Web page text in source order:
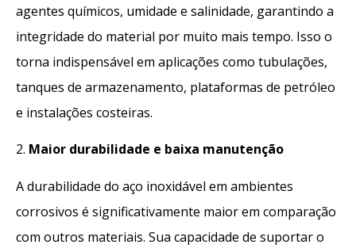
agentes químicos, umidade e salinidade, garantindo a
integridade do material por muito mais tempo. Isso o
torna indispensável em aplicações como tubulações,
tanques de armazenamento, plataformas de petróleo
e instalações costeiras.
2. Maior durabilidade e baixa manutenção
A durabilidade do aço inoxidável em ambientes
corrosivos é significativamente maior em comparação
com outros materiais. Sua capacidade de suportar o